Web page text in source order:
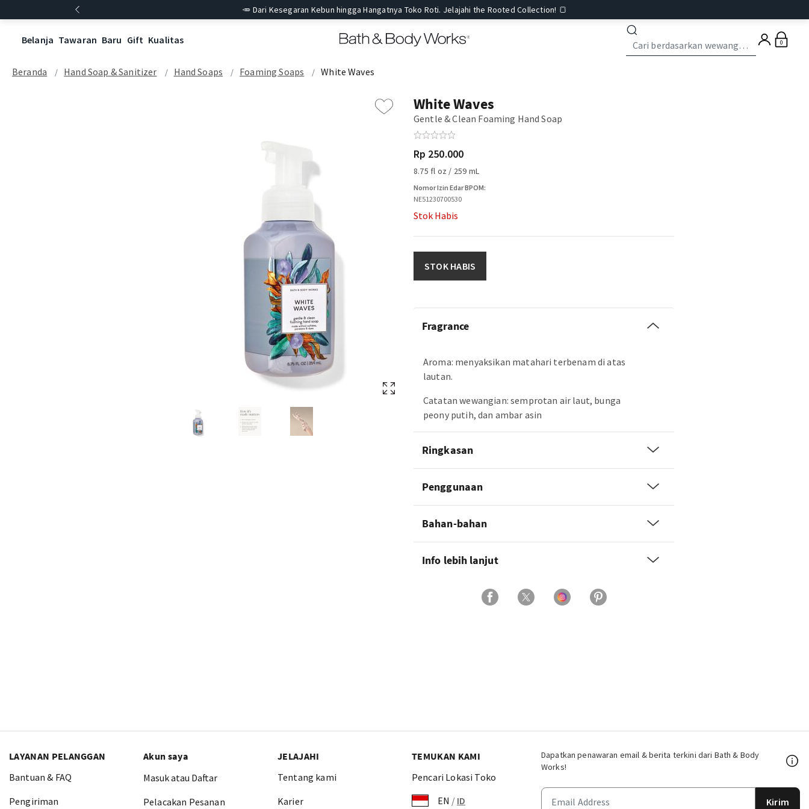
🥕 Dari Kesegaran Kebun hingga Hangatnya Toko Roti. Jelajahi the Rooted Collection! 🍞
Belanja Tawaran Baru Gift Kualitas 0
Beranda Hand Soap & Sanitizer Hand Soaps Foaming Soaps White Waves
White Waves
Gentle & Clean Foaming Hand Soap
Rp 250.000
8.75 fl oz / 259 mL
Nomor Izin Edar BPOM:
NE51230700530
Stok Habis
STOK HABIS
Fragrance
Aroma: menyaksikan matahari terbenam di atas
lautan.
Catatan wewangian: semprotan air laut, bunga
peony putih, dan ambar asin
Ringkasan
Penggunaan
Bahan-bahan
Info lebih lanjut
Dapatkan penawaran email & berita terkini dari Bath & Body
Works!
Kirim
LAYANAN PELANGGAN
Bantuan & FAQ
Pengiriman
Akun saya
Masuk atau Daftar
Pelacakan Pesanan
JELAJAHI
Tentang kami
Karier
TEMUKAN KAMI
Pencari Lokasi Toko
EN / ID